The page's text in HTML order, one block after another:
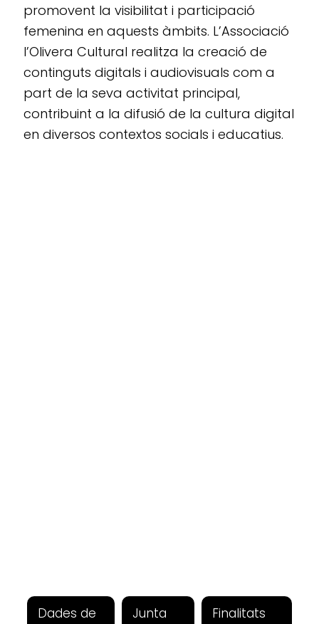
promovent la visibilitat i participació
femenina en aquests àmbits. L’Associació
l’Olivera Cultural realitza la creació de
continguts digitals i audiovisuals com a
part de la seva activitat principal,
contribuint a la difusió de la cultura digital
en diversos contextos socials i educatius.
Dades de
Junta
Finalitats